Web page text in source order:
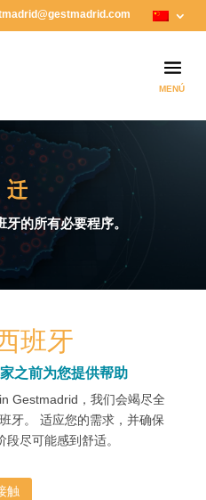
的所有必要程序。
班牙
之前为您提供帮助
Gestmadrid，我们会竭尽全
牙。 适应您的需求，并确保
尽可能感到舒适。
触